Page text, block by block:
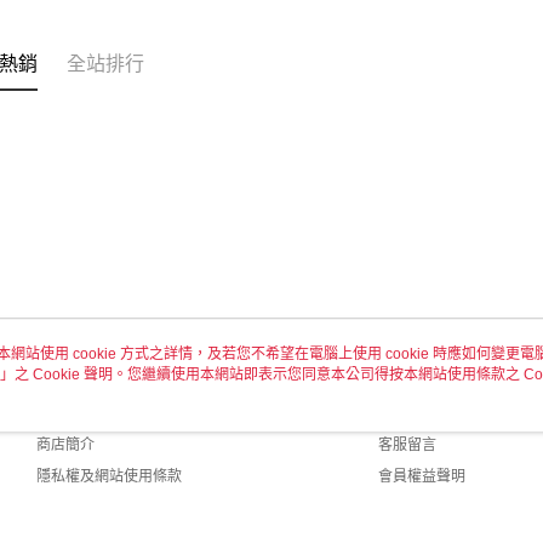
銷 全站排行
關於我們
商店簡介
隱私權及網站使用條款
客服資訊
客服留言
會員權益聲明
網站使用 cookie 方式之詳情，及若您不希望在電腦上使用 cookie 時應如何變更電
」之 Cookie 聲明。您繼續使用本網站即表示您同意本公司得按本網站使用條款之